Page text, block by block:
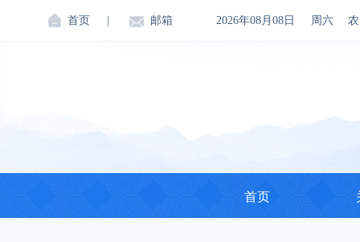
首页 邮箱 2026年08月08日 周六
首页